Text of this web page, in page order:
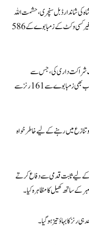
شاندار ڈبل سنچری، حشمت اللہ
شاہدی کی ٹھوس سنچری کے ساتھ، پہلے ٹیسٹ کے تیسرے دن بغیر کسی وکٹ کے زمبابوے کے 586
رنز کی ناقابل شکست شراکت داری کی، جس سے
افغانستان کو 2 وکٹ پر 425 رنز پر ٹھوس پوزیشن پر لے آیا، جو اب بھی زمبابوے سے 161 رنز سے
کو تنازع میں رہنے کے لیے خاطر خواہ
کے لیے ثابت قدمی سے دفاع کرتے
کے ساتھ کھیل کا مظاہرہ کیا۔